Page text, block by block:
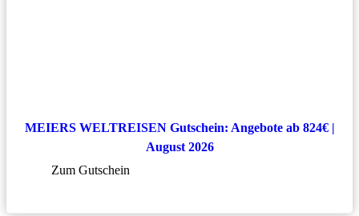
MEIERS WELTREISEN Gutschein: Angebote ab 824€ |
August 2026
Zum Gutschein